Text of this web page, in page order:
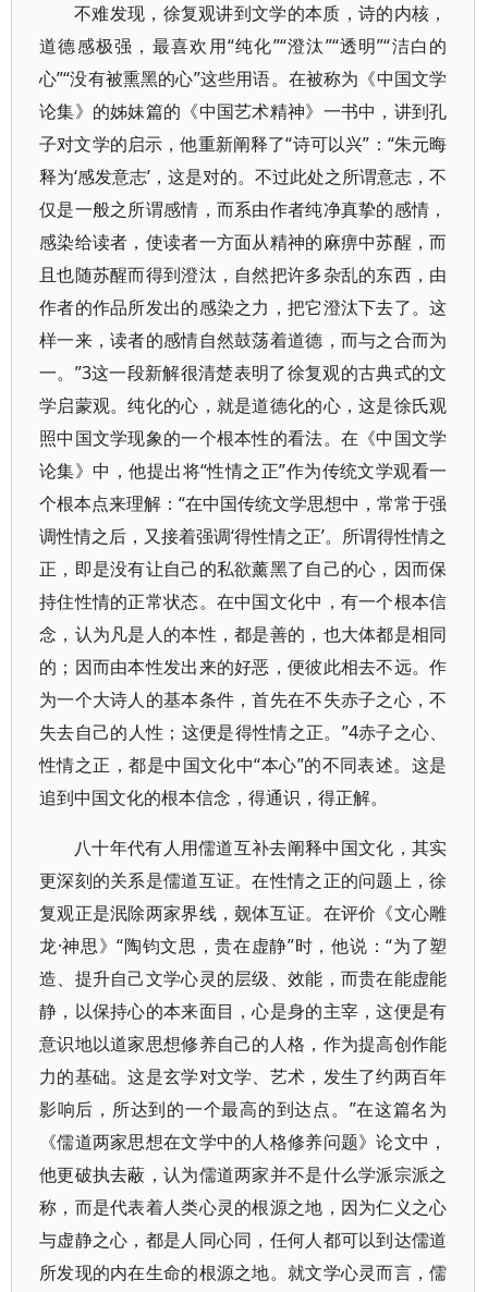
不难发现，徐复观讲到文学的本质，诗的内核，
道德感极强，最喜欢用“纯化”“澄汰”“透明”“洁白的
心”“没有被熏黑的心”这些用语。在被称为《中国文学
论集》的姊妹篇的《中国艺术精神》一书中，讲到孔
子对文学的启示，他重新阐释了“诗可以兴”：“朱元晦
释为‘感发意志’，这是对的。不过此处之所谓意志，不
仅是一般之所谓感情，而系由作者纯净真挚的感情，
感染给读者，使读者一方面从精神的麻痹中苏醒，而
且也随苏醒而得到澄汰，自然把许多杂乱的东西，由
作者的作品所发出的感染之力，把它澄汰下去了。这
样一来，读者的感情自然鼓荡着道德，而与之合而为
一。”3这一段新解很清楚表明了徐复观的古典式的文
学启蒙观。纯化的心，就是道德化的心，这是徐氏观
照中国文学现象的一个根本性的看法。在《中国文学
论集》中，他提出将“性情之正”作为传统文学观看一
个根本点来理解：“在中国传统文学思想中，常常于强
调性情之后，又接着强调‘得性情之正’。所谓得性情之
正，即是没有让自己的私欲薰黑了自己的心，因而保
持住性情的正常状态。在中国文化中，有一个根本信
念，认为凡是人的本性，都是善的，也大体都是相同
的；因而由本性发出来的好恶，便彼此相去不远。作
为一个大诗人的基本条件，首先在不失赤子之心，不
失去自己的人性；这便是得性情之正。”4赤子之心、
性情之正，都是中国文化中“本心”的不同表述。这是
追到中国文化的根本信念，得通识，得正解。
八十年代有人用儒道互补去阐释中国文化，其实
更深刻的关系是儒道互证。在性情之正的问题上，徐
复观正是泯除两家界线，觌体互证。在评价《文心雕
龙·神思》“陶钧文思，贵在虚静”时，他说：“为了塑
造、提升自己文学心灵的层级、效能，而贵在能虚能
静，以保持心的本来面目，心是身的主宰，这便是有
意识地以道家思想修养自己的人格，作为提高创作能
力的基础。这是玄学对文学、艺术，发生了约两百年
影响后，所达到的一个最高的到达点。”在这篇名为
《儒道两家思想在文学中的人格修养问题》论文中，
他更破执去蔽，认为儒道两家并不是什么学派宗派之
称，而是代表着人类心灵的根源之地，因为仁义之心
与虚静之心，都是人同心同，任何人都可以到达儒道
所发现的内在生命的根源之地。就文学心灵而言，儒